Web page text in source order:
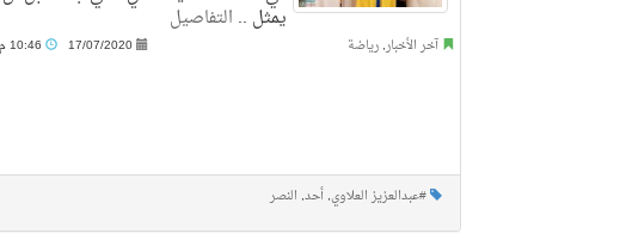
يمثل .. التفاصيل
آخر الأخبار,رياضة 17/07/2020
#عبدالعزيز العلاوي,أحد, النصر